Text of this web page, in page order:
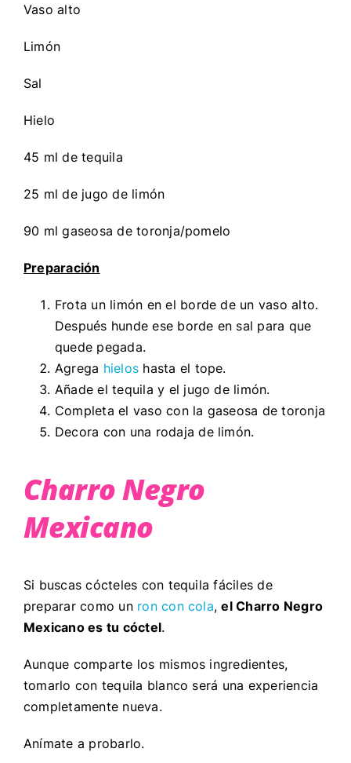
Vaso alto
Limón
Sal
Hielo
45 ml de tequila
25 ml de jugo de limón
90 ml gaseosa de toronja/pomelo
Preparación
Frota un limón en el borde de un vaso alto.
Después hunde ese borde en sal para que
quede pegada.
Agrega hielos hasta el tope.
Añade el tequila y el jugo de limón.
Completa el vaso con la gaseosa de toronja
Decora con una rodaja de limón.
Charro Negro
Mexicano
Si buscas cócteles con tequila fáciles de
preparar como un ron con cola,el Charro Negro
Mexicano es tu cóctel.
Aunque comparte los mismos ingredientes,
tomarlo con tequila blanco será una experiencia
completamente nueva.
Anímate a probarlo.